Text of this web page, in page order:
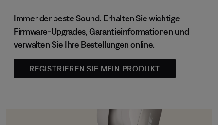
Immer der beste Sound. Erhalten Sie wichtige
Firmware-Upgrades, Garantieinformationen und
verwalten Sie Ihre Bestellungen online.
REGISTRIEREN SIE MEIN PRODUKT